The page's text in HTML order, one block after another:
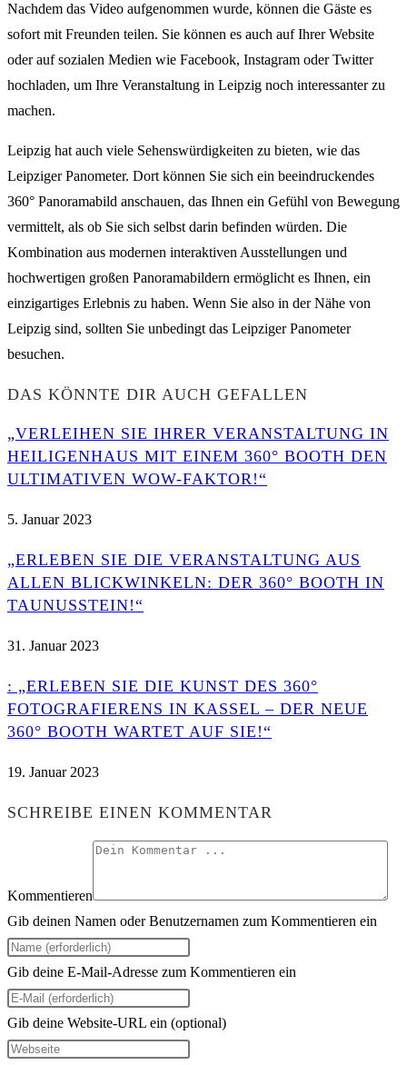
Nachdem das Video aufgenommen wurde, können die Gäste es
sofort mit Freunden teilen. Sie können es auch auf Ihrer Website
oder auf sozialen Medien wie Facebook, Instagram oder Twitter
hochladen, um Ihre Veranstaltung in Leipzig noch interessanter zu
machen.
Leipzig hat auch viele Sehenswürdigkeiten zu bieten, wie das
Leipziger Panometer. Dort können Sie sich ein beeindruckendes
360° Panoramabild anschauen, das Ihnen ein Gefühl von Bewegung
vermittelt, als ob Sie sich selbst darin befinden würden. Die
Kombination aus modernen interaktiven Ausstellungen und
hochwertigen großen Panoramabildern ermöglicht es Ihnen, ein
einzigartiges Erlebnis zu haben. Wenn Sie also in der Nähe von
Leipzig sind, sollten Sie unbedingt das Leipziger Panometer
besuchen.
DAS KÖNNTE DIR AUCH GEFALLEN
„VERLEIHEN SIE IHRER VERANSTALTUNG IN
HEILIGENHAUS MIT EINEM 360° BOOTH DEN
ULTIMATIVEN WOW-FAKTOR!“
5. Januar 2023
„ERLEBEN SIE DIE VERANSTALTUNG AUS
ALLEN BLICKWINKELN: DER 360° BOOTH IN
TAUNUSSTEIN!“
31. Januar 2023
: „ERLEBEN SIE DIE KUNST DES 360°
FOTOGRAFIERENS IN KASSEL – DER NEUE
360° BOOTH WARTET AUF SIE!“
19. Januar 2023
SCHREIBE EINEN KOMMENTAR
Kommentieren
Gib deinen Namen oder Benutzernamen zum Kommentieren ein
Gib deine E-Mail-Adresse zum Kommentieren ein
Gib deine Website-URL ein (optional)